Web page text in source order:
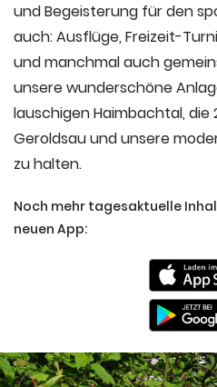
und Begeisterung für den
auch: Ausflüge, Freizeit-
und manchmal auch
unsere wunderschöne
lauschigen Haimbachtal, die
Geroldsau und unsere
zu halten.
Noch mehr tagesaktuelle
neuen App: